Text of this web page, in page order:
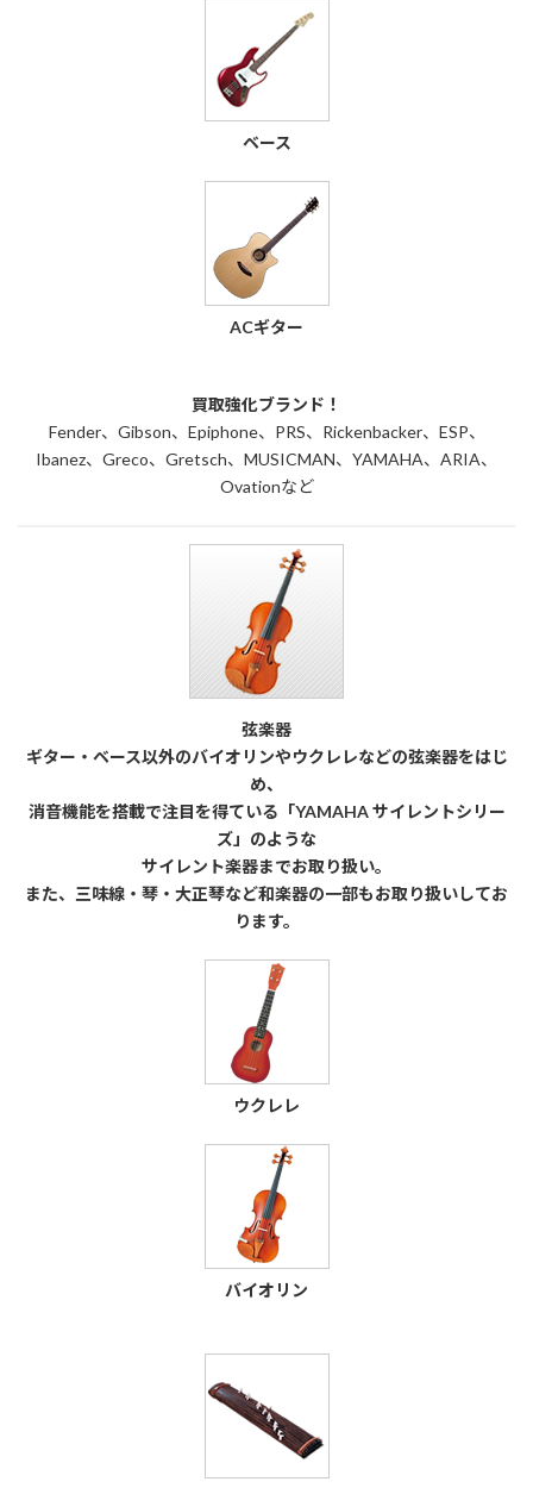
ベース
ACギター
買取強化ブランド！
Fender、Gibson、Epiphone、PRS、Rickenbacker、ESP、
Ibanez、Greco、Gretsch、MUSICMAN、YAMAHA、ARIA、
Ovationなど
弦楽器
ギター・ベース以外のバイオリンやウクレレなどの弦楽器をはじ
め、
消音機能を搭載で注目を得ている「YAMAHA サイレントシリー
ズ」のような
サイレント楽器までお取り扱い。
また、三味線・琴・大正琴など和楽器の一部もお取り扱いしてお
ります。
ウクレレ
バイオリン